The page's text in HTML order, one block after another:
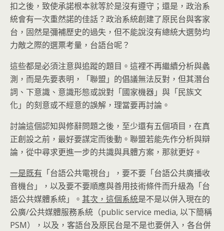
扣之後，致使承諾根本就等於是沒有遵守；還是，政治系
統會有一次重然諾的佳話？政治系統創建了原民台與客家
台，固然是彌補歷史的過失，但不能說沒有總統大選勢均
力敵之際的選票考量，台語台呢？
這些都是必須注意與追蹤的題目。這裡不再繼續分析與蠡
測，而是先要表明，「聯盟」的倡議無法反對，但其潛台
詞、下意識、意識形態或說對「國家機器」與「民族文
化」的刻意或不經意的誤解，理當要再討論。
討論這個認知與修辭問題之後，至少還有五個項目，在真
正創設之前，最好要謀定而後動。聯盟若能先作分析與辯
論，從中尋求更進一步的共識與具體方案，那就更好。
一是既有 「台語公共電視台」，要不要「台語公共廣播收
音機台」，以及要不要順應與善用技術條件而升級為「台
語公共媒體系統」。 其次，這個系統是不是以併入現在的
公廣/公共媒體服務系統（public service media, 以下簡稱
PSM），以及，客語台及原民台是不是也要併入，各台併